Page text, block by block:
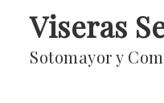
Viseras
Sotomayor y